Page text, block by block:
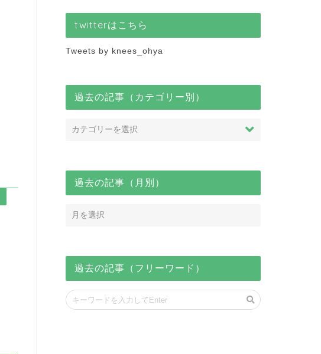
twitterはこちら
Tweets by knees_ohya
過去の記事（カテゴリー別）
過去の記事（月別）
過去の記事（フリーワード）